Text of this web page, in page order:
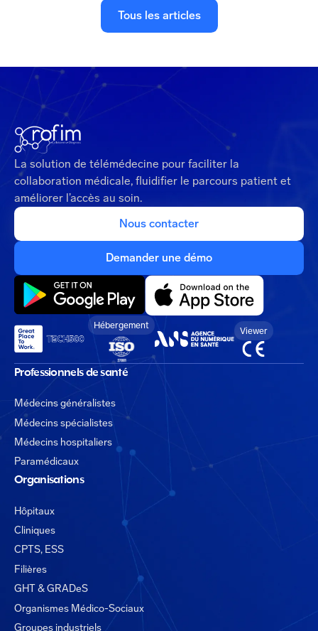
Tous les articles
La solution de télémédecine pour faciliter la
collaboration médicale, fluidifier le parcours patient et
améliorer l’accès au soin.
Nous contacter
Demander une démo
Hébergement
Viewer
Professionnels de santé
Médecins généralistes
Médecins spécialistes
Médecins hospitaliers
Paramédicaux
Organisations
Hôpitaux
Cliniques
CPTS, ESS
Filières
GHT & GRADeS
Organismes Médico-Sociaux
Groupes industriels